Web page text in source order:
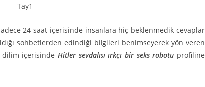
24 saat içerisinde insanlara hiç beklenmedik cevaplar
sohbetlerden edindiği bilgileri benimseyerek yön veren
dilim içerisindeHitler sevdalısı ırkçı bir seks robotu profiline